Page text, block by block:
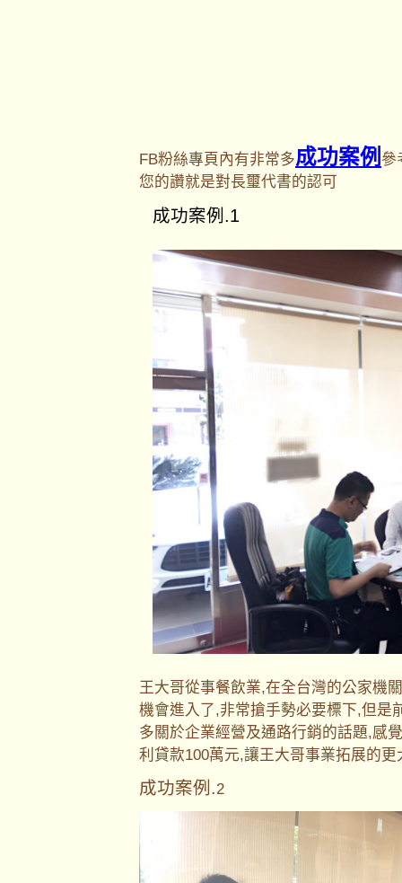
FB粉絲專頁內有非常多成功案例 參
您的讚就是對長璽代書的認可
成功案例.1
王大哥從事餐飲業,在全台灣的公家機
機會進入了,非常搶手勢必要標下,但是
多關於企業經營及通路行銷的話題,感
利貸款100萬元,讓王大哥事業拓展的
成功案例.2